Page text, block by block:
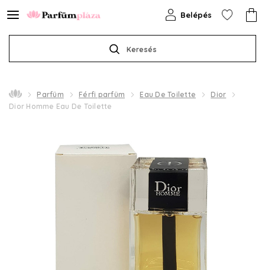
Keresés
Belépés
Parfüm Férfi parfüm Eau De Toilette
Dior
Dior Homme Eau De Toilette